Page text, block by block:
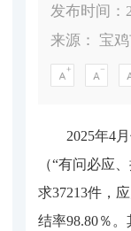
发布时间：
来源： 宝
2025年4
（“有问必应
求37213件，
结率98.80％